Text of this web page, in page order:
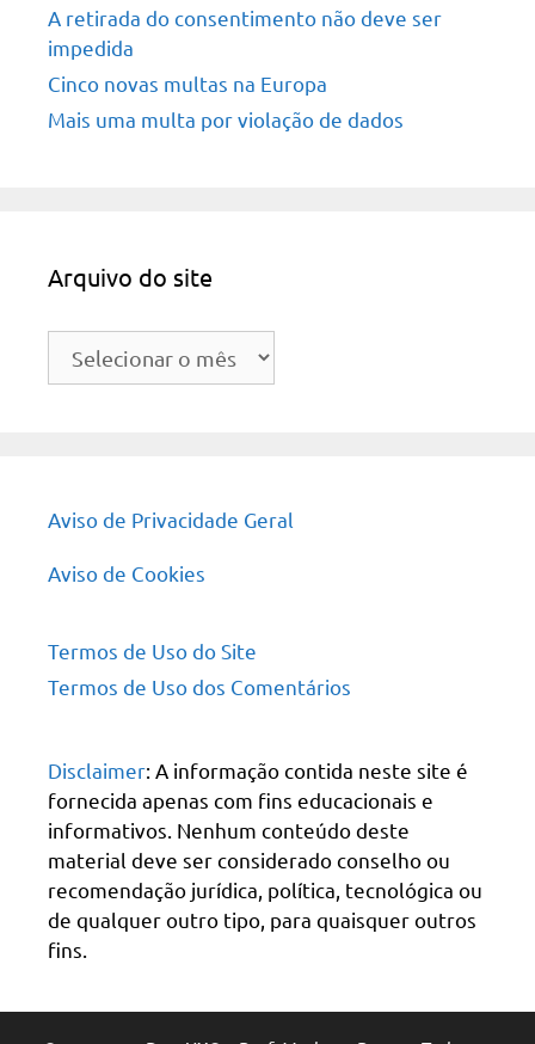
A retirada do consentimento não deve ser
impedida
Cinco novas multas na Europa
Mais uma multa por violação de dados
Arquivo do site
Arquivo
Aviso de Privacidade Geral
Aviso de Cookies
Termos de Uso do Site
Termos de Uso dos Comentários
Disclaimer: A informação contida neste site é
fornecida apenas com fins educacionais e
informativos. Nenhum conteúdo deste
material deve ser considerado conselho ou
recomendação jurídica, política, tecnológica ou
de qualquer outro tipo, para quaisquer outros
fins.